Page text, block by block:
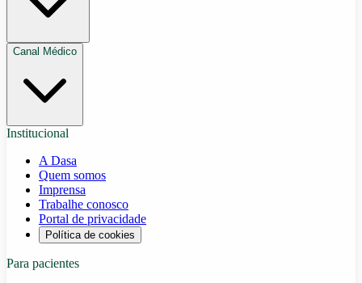
Canal Médico
Institucional
A Dasa
Quem somos
Imprensa
Trabalhe conosco
Portal de privacidade
Política de cookies
Para pacientes